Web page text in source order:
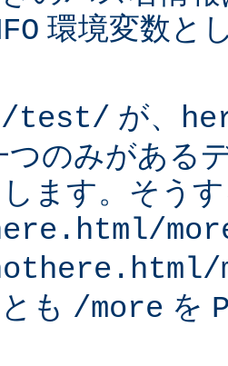
環境変数と
/test/ が、
つのみがある
ます。そう
も /more を